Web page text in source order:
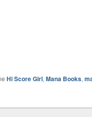
Hi Score Girl, Mana Books,